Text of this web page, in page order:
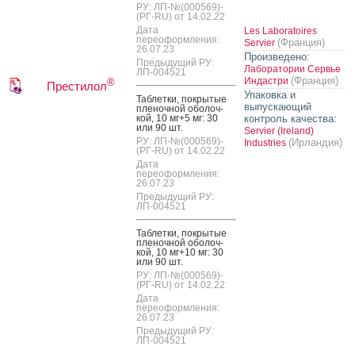
Престилол®
РУ: ЛП-№(000569)-
(РГ-RU) от 14.02.22
Дата
переоформления:
26.07.23
Предыдущий РУ:
ЛП-004521
Таб­летки, пок­ры­тые
пле­ноч­ной обо­лоч­
кой, 10 мг+5 мг: 30
или 90 шт.
РУ: ЛП-№(000569)-
(РГ-RU) от 14.02.22
Дата
переоформления:
26.07.23
Предыдущий РУ:
ЛП-004521
Таб­летки, пок­ры­тые
пле­ноч­ной обо­лоч­
кой, 10 мг+10 мг: 30
или 90 шт.
РУ: ЛП-№(000569)-
(РГ-RU) от 14.02.22
Дата
переоформления:
26.07.23
Предыдущий РУ:
ЛП-004521
Les Laboratoires
Servier (Франция)
Произведено:
Лаборатории Сервье
Индастри (Франция)
Упаковка и
выпускающий
контроль качества:
Servier (Ireland)
Industries (Ирландия)